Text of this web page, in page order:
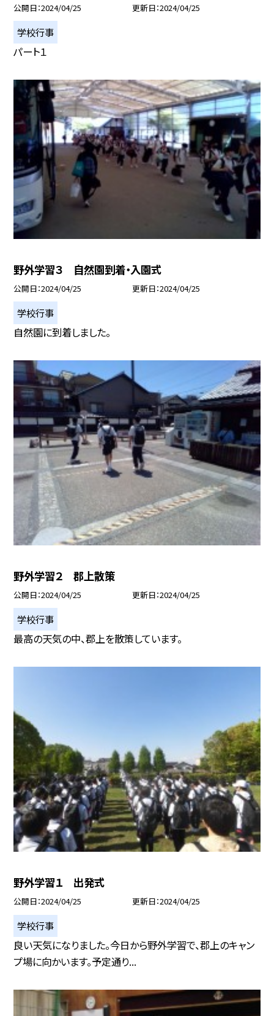
公開日 2024/04/25 更新日 2024/04/25
学校行事
パート１
野外学習３ 自然園到着・入園式
公開日 2024/04/25 更新日 2024/04/25
学校行事
自然園に到着しました。
野外学習２ 郡上散策
公開日 2024/04/25 更新日 2024/04/25
学校行事
最高の天気の中、郡上を散策しています。
野外学習１ 出発式
公開日 2024/04/25 更新日 2024/04/25
学校行事
良い天気になりました。今日から野外学習で、郡上のキャン
プ場に向かいます。予定通り...